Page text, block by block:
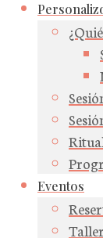
Eventos